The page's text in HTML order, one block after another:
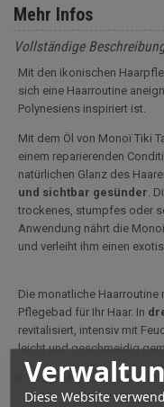
Diese Website
Mehr Infos
Vollständige
Mit den ikonischen
sich eine Haarroutine
Polynesiens inspiriert ist.
Mit dem Öl von Monoï Tiki
einem reparierenden
natürlichen Glanz des
und sichtbar gesünder .
trockenes, stumpfes oder
Anwendung nährt die
und verleiht ihm einen
Die monatliche Haarroutine
Pflegebad für Ihr Haar. In
revitalisiert, intensiv mit
leicht und geschmeidig
Der erste Schritt besteht
Tiaré 120 ml, das für